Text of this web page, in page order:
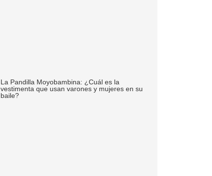
La Pandilla Moyobambina: ¿Cuál es la
vestimenta que usan varones y mujeres en su
baile?